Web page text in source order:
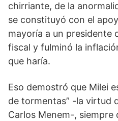
chirriante, de la
se constituyó con el
mayoría a un presidente
fiscal y fulminó la
que haría.
Eso demostró que Milei
de tormentas” -la virtud
Carlos Menem-,